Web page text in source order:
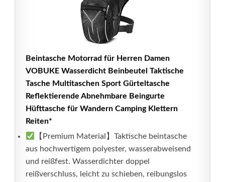
Beintasche Motorrad für Herren Damen
VOBUKE Wasserdicht Beinbeutel Taktische
Tasche Multitaschen Sport Gürteltasche
Reflektierende Abnehmbare Beingurte
Hüfttasche für Wandern Camping Klettern
Reiten*
【Premium Material】Taktische beintasche
aus hochwertigem polyester, wasserabweisend
und reißfest. Wasserdichter doppel
reißverschluss, leicht zu schieben, reibungslos